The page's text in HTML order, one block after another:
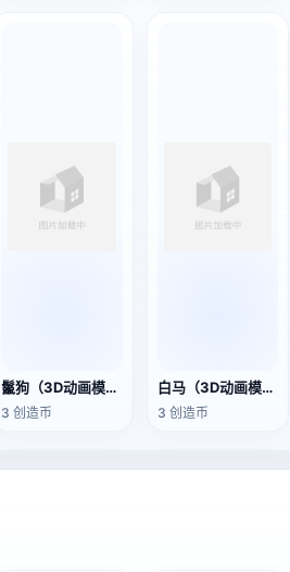
鬣狗（3D动画模型）
3 创造币
白马（3D动画模型）
3 创造币